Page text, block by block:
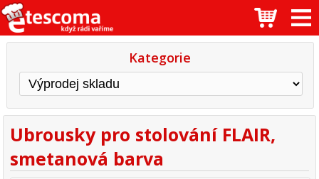
Kategorie
Ubrousky pro stolování FLAIR,
smetanová barva